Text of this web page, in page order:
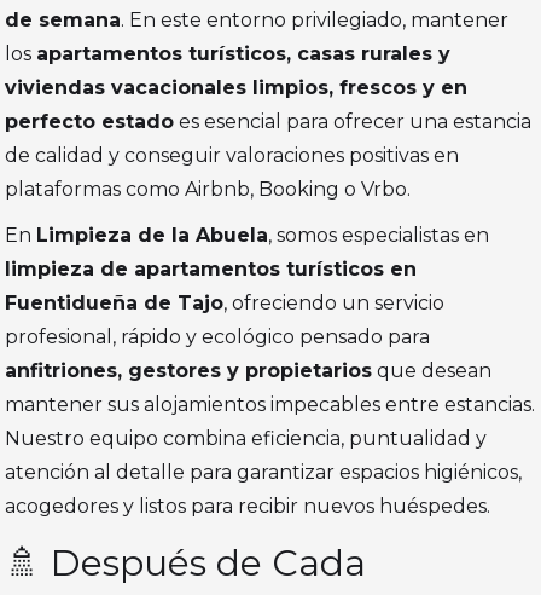
de semana. En este entorno privilegiado, mantener
los apartamentos turísticos, casas rurales y
viviendas vacacionales limpios, frescos y en
perfecto estado es esencial para ofrecer una estancia
de calidad y conseguir valoraciones positivas en
plataformas como Airbnb, Booking o Vrbo.
En Limpieza de la Abuela, somos especialistas en
limpieza de apartamentos turísticos en
Fuentidueña de Tajo, ofreciendo un servicio
profesional, rápido y ecológico pensado para
anfitriones, gestores y propietarios que desean
mantener sus alojamientos impecables entre estancias.
Nuestro equipo combina eficiencia, puntualidad y
atención al detalle para garantizar espacios higiénicos,
acogedores y listos para recibir nuevos huéspedes.
🚿 Después de Cada